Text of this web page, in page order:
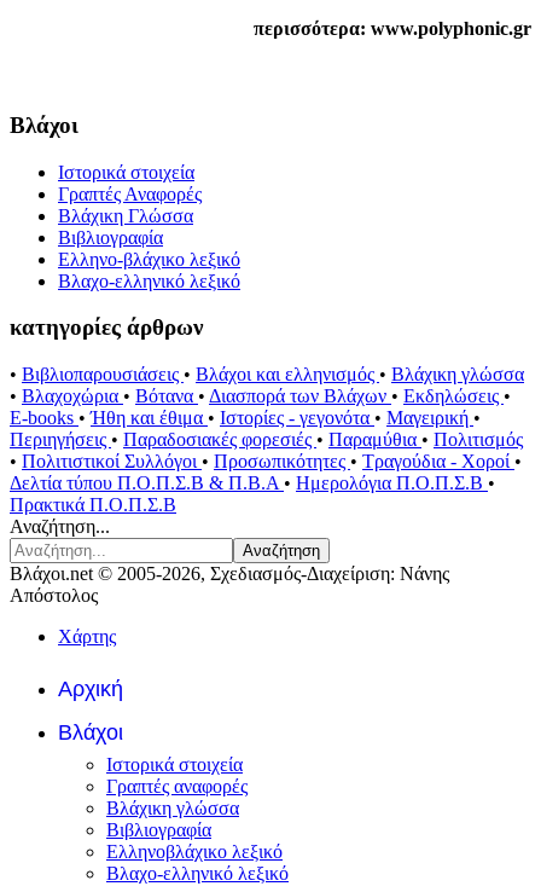
περισσότερα: www.polyphonic.gr
Βλάχοι
Ιστορικά στοιχεία
Γραπτές Αναφορές
Βλάχικη Γλώσσα
Βιβλιογραφία
Ελληνο-βλάχικο λεξικό
Βλαχο-ελληνικό λεξικό
κατηγορίες άρθρων
• Βιβλιοπαρουσιάσεις • Βλάχοι και ελληνισμός • Βλάχικη γλώσσα
• Βλαχοχώρια • Βότανα • Διασπορά των Βλάχων • Εκδηλώσεις •
E-books •Ήθη και έθιμα • Ιστορίες - γεγονότα • Μαγειρική •
Περιηγήσεις • Παραδοσιακές φορεσιές • Παραμύθια • Πολιτισμός
• Πολιτιστικοί Συλλόγοι • Προσωπικότητες • Τραγούδια - Χοροί •
Δελτία τύπου Π.Ο.Π.Σ.Β & Π.Β.Α • Ημερολόγια Π.Ο.Π.Σ.Β •
Πρακτικά Π.Ο.Π.Σ.Β
Αναζήτηση...
Αναζήτηση
Βλάχοι.net © 2005-2026, Σχεδιασμός-Διαχείριση: Νάνης
Απόστολος
Χάρτης
Αρχική
Βλάχοι
Ιστορικά στοιχεία
Γραπτές αναφορές
Βλάχικη γλώσσα
Βιβλιογραφία
Ελληνοβλάχικο λεξικό
Βλαχο-ελληνικό λεξικό